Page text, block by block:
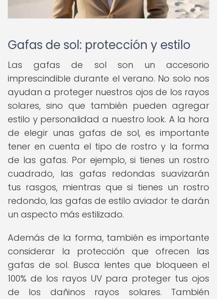
Gafas de sol: protección y estilo
Las gafas de sol son un accesorio
imprescindible durante el verano. No solo nos
ayudan a proteger nuestros ojos de los rayos
solares, sino que también pueden agregar
estilo y personalidad a nuestro look. A la hora
de elegir unas gafas de sol, es importante
tener en cuenta el tipo de rostro y la forma
de las gafas. Por ejemplo, si tienes un rostro
cuadrado, las gafas redondas suavizarán
tus rasgos, mientras que si tienes un rostro
redondo, las gafas de estilo aviador te darán
un aspecto más estilizado.
Además de la forma, también es importante
considerar la protección que ofrecen las
gafas de sol. Busca lentes que bloqueen el
100% de los rayos UV para proteger tus ojos
de los dañinos rayos solares. También